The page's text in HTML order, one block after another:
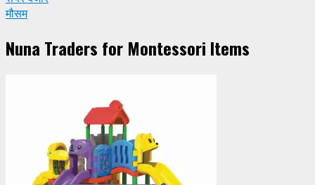
मौसम
Nuna Traders for Montessori Items